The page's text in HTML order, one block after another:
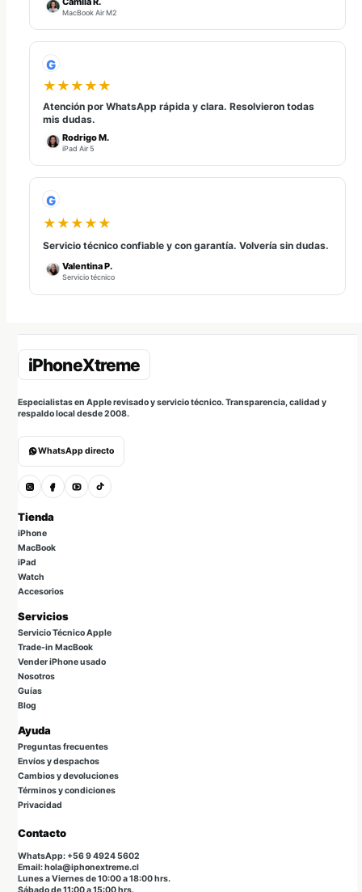
MacBook Air M2
G
★★★★★
Atención por WhatsApp rápida y clara. Resolvieron todas
mis dudas.
Rodrigo M.
iPad Air 5
G
★★★★★
Servicio técnico confiable y con garantía. Volvería sin dudas.
Valentina P.
Servicio técnico
Especialistas en Apple revisado y servicio técnico. Transparencia, calidad y
respaldo local desde 2008.
WhatsApp directo
Tienda
iPhone
MacBook
iPad
Watch
Accesorios
Servicios
Servicio Técnico Apple
Trade-in MacBook
Vender iPhone usado
Nosotros
Guías
Blog
Ayuda
Preguntas frecuentes
Envíos y despachos
Cambios y devoluciones
Términos y condiciones
Privacidad
Contacto
WhatsApp: +56 9 4924 5602
Email: hola@iphonextreme.cl
Lunes a Viernes de 10:00 a 18:00 hrs.
Sábado de 11:00 a 15:00 hrs.